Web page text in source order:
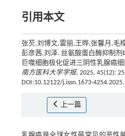
引用本文
张芡,刘博文,雷丽,王晔,张馨月,毛
彭彦茜,刘泽. 丝氨酸蛋白酶抑制剂
巨噬细胞极化促进三阴性乳腺癌
南方医科大学学报, 2025, 45(12):
DOI:10.12122/j.issn.1673-
上一篇